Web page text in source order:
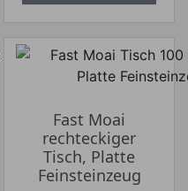
Fast Moai
rechteckiger
Tisch, Platte
Feinsteinzeug